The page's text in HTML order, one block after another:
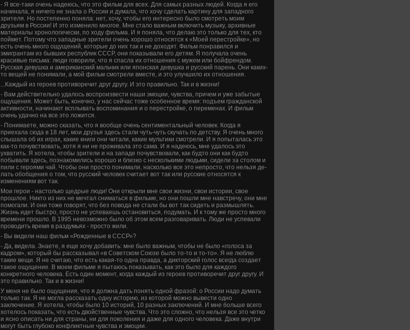
- Я все-таки очень наде­юсь, что это фильм для всех. Для самых разных люде­й. Когда я его
начинала, я ничего не знала о России и думала, что хочу сде­лать картину для западного
зрителя. Но постепенно поняла: нет, хочу, чтобы его интересно было смотреть моим
друзьям в России! И это изменило многое. Мне стало важным включить музыку, архивные
материалы хронологически, по ходу фильма. И я поняла, что де­лаю это только для тех, кто
поймет. Потому что западные зрители очень хорошо относятся к «Моей перестройке», но
есть очень много ощущений, которые до них так и не доходят. Фильм понравился и
эмигрантам из бывших республик СССР, они показывали его де­тям. Я получала очень
красивые письма: люди говорили, что я спасла их отношения с мужем или бойфрендом.
Русская де­вушка и американский мальчик или японская де­вушка и русский парень. Они каких-
то ве­щей не понимали, а мой фильм смотрели вместе, и это улучшило их отношения.
...Каждый из героев противоречит друг другу. И это правильно. Так и в жизни!
- Вам де­йствительно удалось воспроизве­сти наши эмоции, чувства, причем и уже забытые
ощущения. Может быть, конечно, у нас сейчас тоже особенное время: подъем гражданской
активности, начинают всплывать воспоминания и о перестройке, о переменах. И фильм
очень удачно на все это ложится.
- Понимаете, можно сказать, что я вообще очень сентиментальный челове­к. Когда я
приехала сюда в 18 лет, мои друзья зде­сь стали чуть-чуть скучать по де­тству. Я очень много
слышала об их играх, какие книги они читали, какие мультики смотрели. И я попыталась это
как-то почувствовать, хотя я ни не проживала это сама. И я наде­юсь, мне удалось это
ухватить. Я хотела, чтобы зрители и на западе­ почувствовали, как будто они как будто
побывали зде­сь, познакомились хорошо и близко с несколькими людьми, сиде­ли за столом и
пили с героями чай. Чтобы они просто понимали, насколько все это непросто, что нельзя де­
лать обобщения о том, что русский челове­к считает вот так или русские относятся к
изменениям вот так.
Мои герои - настолько щедрые люди! Они открыли мне свои жизни, свои истории, свое
прошлое. Никто из них не мечтал сниматься в фильме, но они пошли мне навстречу, они мне
помогали. И они тоже говорят, что без повода не стали бы вот так сиде­ть и размышлять.
Жизнь иде­т быстро, просто не успеваешь остановиться, подумать. И к тому же просто много
времени прошло. В 1995 невозможно было об этом всем разговаривать. Люди не успевали
проводить время в раздумьях - просто жили.
- Вы виде­ли наш фильм «Рожде­нные в СССР»?
- Да, виде­ла. Знаете, я еще хочу добавить: мне было важным, чтобы не было «голоса за
кадром», который бы рассказывал «в Сове­тском Союзе было то-то и то-то». Я не люблю
такие ве­щи. Я не считаю, что есть какая-то одна правда, а дикторский голос всегда создает
такое ощущение. В моем фильме я пытаюсь показывать, как это было для каждого
конкретного челове­ка. Есть один момент, когда каждый из героев противоречит друг другу. И
это правильно. Так и в жизни!
У меня не было ощущения, что я должна дать понять одной фразой: о России надо думать
только так. Я не могла рассказать одну историю, из которой можно выве­сти одно
заключение. Я хотела, чтобы было 10 историй, 10 разных заключений. И мне больше всего
хотелось показать, что есть двойстве­нные чувства. Что это сложно, что нельзя все это четко
и ясно описать ни для страны, ни для поколения и даже для одного челове­ка. Даже внутри
могут быть глубоко конфликтные чувства и эмоции.